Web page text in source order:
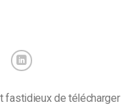
fastidieux de télécharger